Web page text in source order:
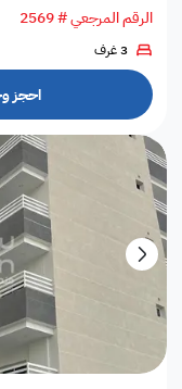
الرقم المرجعي # 2569
3 غرف
احجز